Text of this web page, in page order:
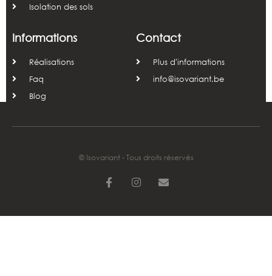
Isolation des sols
Informations
Réalisations
Faq
Blog
Contact
Plus d'informations
info@isovariant.be
© Isovariant - Tous droits réservés